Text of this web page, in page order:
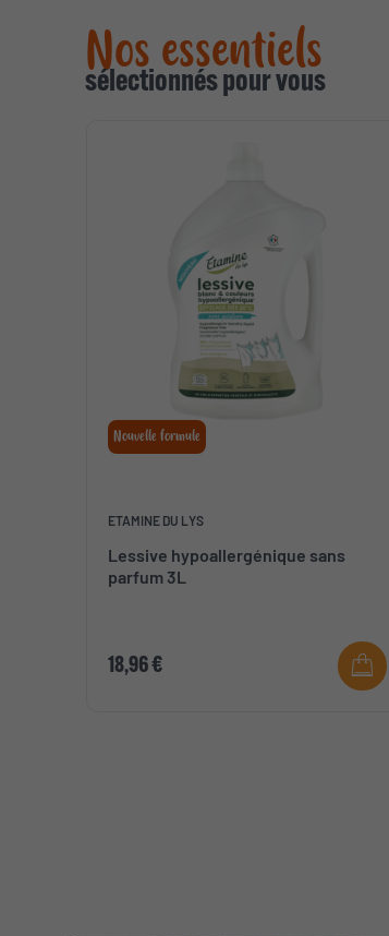
Nos essentiels
sélectionnés pour vous
Nouvelle formule
ETAMINE DU LYS
Lessive hypoallergénique sans
parfum 3L
18,96 €